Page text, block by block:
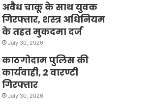
अवैध चाकू के साथ युवक
गिरफ्तार, शस्त्र अधिनियम
के तहत मुकदमा दर्ज
July 30, 2026
काठगोदाम पुलिस की
कार्यवाही, 2 वारण्टी
गिरफ्तार
July 30, 2026